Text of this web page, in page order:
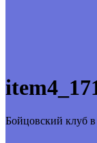
Бойцовский клуб